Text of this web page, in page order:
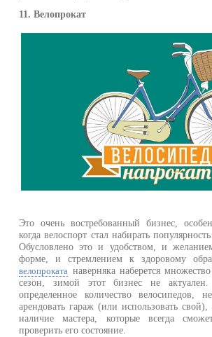
11. Велопрокат
Это очень востребованный бизнес,
когда велоспорт стал набирать
Обусловлено это и удобством, и
форме, и стремлением к здоровому
велопроката наверняка наберется
сезон, зимой этот бизнес не актуален.
определенное количество велосипедов,
арендовать гараж (или использовать
наличие мастера, которые всегда
проверить его состояние.